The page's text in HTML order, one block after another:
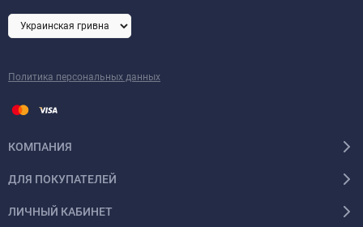
Политика персональных данных
КОМПАНИЯ
ДЛЯ ПОКУПАТЕЛЕЙ
ЛИЧНЫЙ КАБИНЕТ